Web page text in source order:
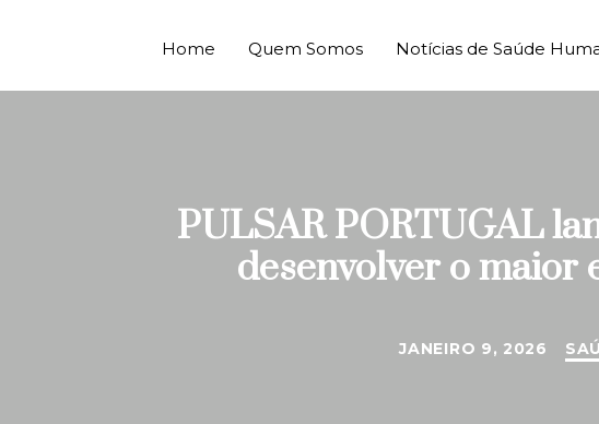
Home Quem Somos Notícias de Saúde
PULSAR PORTUGAL
desenvolver o maior
JANEIRO 9, 2026